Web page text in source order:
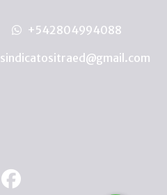
+542804994088
sindicatositraed@gmail.com